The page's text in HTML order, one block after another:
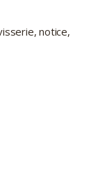
notice,